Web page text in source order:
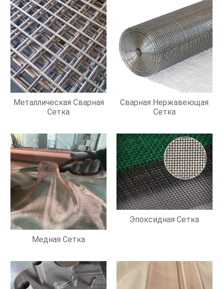
Металлическая Сварная
Сетка
Сварная Нержавеющая
Сетка
Медная Сетка
Эпоксидная Сетка